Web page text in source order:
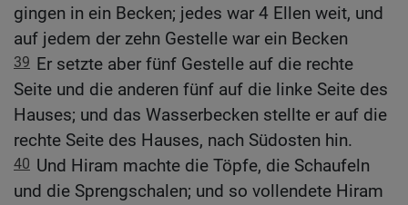
gingen in ein Becken; jedes war 4 Ellen weit, und
auf jedem der zehn Gestelle war ein Becken
39 Er setzte aber fünf Gestelle auf die rechte
Seite und die anderen fünf auf die linke Seite des
Hauses; und das Wasserbecken stellte er auf die
rechte Seite des Hauses, nach Südosten hin.
40 Und Hiram machte die Töpfe, die Schaufeln
und die Sprengschalen; und so vollendete Hiram